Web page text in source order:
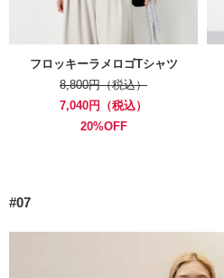
フロッキーラメロゴTシャツ
8,800円（税込）
7,040円（税込）
20%OFF
#07